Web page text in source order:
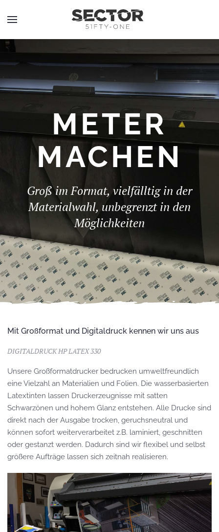
METER
MACHEN
Groß im Format, vielfälltig in der
Materialwahl, unbegrenzt in den
Möglichkeiten
Mit Großformat und Digitaldruck kennen wir uns aus
DIGITALDRUCK HP LATEX 330
Unsere Großformatdrucker bedrucken umweltfreundlich
eine Vielzahl an Materialien und Folien. Die wasserbasierten
Latextinten lassen Druckerzeugnisse mit satten
Schwarzönen und hohem Glanz entstehen. Alle Drucke sind
direkt nach der Ausgabe trocken, geruchsneutral und
können sofort weiterverarbeitet z.B. laminiert, geschnitten
oder gestanzt werden. Dadurch sind wir flexibel und selbst
größere Aufträge lassen sich zeitnah realisieren.